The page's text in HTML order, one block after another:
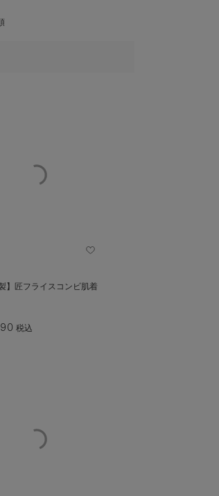
】匠フライスコンビ肌着
税込